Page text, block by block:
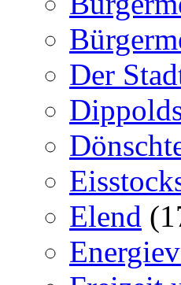
Der
Elend